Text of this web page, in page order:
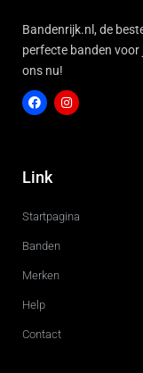
Bandenrijk.nl, de
perfecte banden voor
ons nu!
c
e
o
g
r
Link
Startpagina
Banden
Merken
Help
Contact